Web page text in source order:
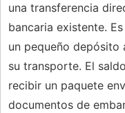
una transferencia
bancaria existente.
un pequeño depósito
su transporte. El
recibir un paquete
documentos de